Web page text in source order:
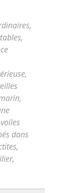
,
,
,
,
dans
,
,